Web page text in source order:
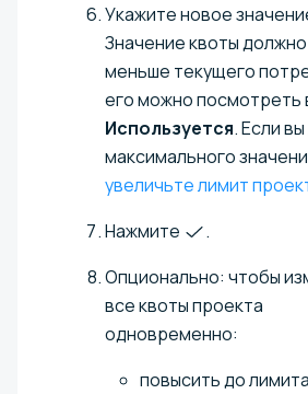
Укажите новое
Значение квоты
меньше текущего
его можно посмотреть
Используется. Если
максимального
увеличьте лимит
Нажмите
.
Опционально: чтобы
все квоты проекта
одновременно:
повысить до